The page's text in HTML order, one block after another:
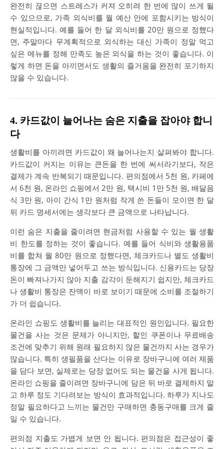
완전히 끊으면 스트레스가 커져 오히려 한 번에 많이 쓰게 될
수 있으므로, 가족 외식비를 월 예산 안에 포함시키는 방식이
현실적입니다. 예를 들어 한 달 외식비를 20만 원으로 정했다
면, 주말마다 무계획적으로 외식하는 대신 가족이 정말 먹고
싶은 메뉴를 정해 만족도 높은 외식을 하는 것이 좋습니다. 이
렇게 하면 돈을 아끼면서도 생활의 즐거움을 완전히 포기하지
않을 수 있습니다.
4. 카드값이 늘어나는 숨은 지출을 잡아야 합니
다
생활비를 아끼려면 카드값이 왜 늘어나는지 살펴봐야 합니다.
카드값이 커지는 이유는 큰돈을 한 번에 써서라기보다, 작은
결제가 계속 반복되기 때문입니다. 편의점에서 5천 원, 카페에
서 6천 원, 온라인 쇼핑에서 2만 원, 택시비 1만 5천 원, 배달음
식 3만 원, 아이 간식 1만 원처럼 작게 쓴 돈들이 모이면 한 달
뒤 카드 명세서에는 생각보다 큰 금액으로 나타납니다.
이런 숨은 지출을 줄이려면 현금처럼 사용할 수 있는 월 생활
비 한도를 정하는 것이 좋습니다. 예를 들어 식비와 생활용품
비를 합쳐 월 80만 원으로 정했다면, 체크카드나 별도 생활비
통장에 그 금액만 넣어두고 쓰는 방식입니다. 신용카드는 당장
돈이 빠져나가지 않아 지출 감각이 둔해지기 쉽지만, 체크카드
나 생활비 통장은 잔액이 바로 보이기 때문에 소비를 조절하기
가 더 쉽습니다.
온라인 쇼핑도 생활비를 늘리는 대표적인 원인입니다. 필요한
물건을 사는 것은 문제가 아니지만, 할인 쿠폰이나 무료배송
조건에 맞추기 위해 원래 필요하지 않은 물건까지 사는 경우가
많습니다. 특히 생필품을 산다는 이유로 장바구니에 여러 제품
을 담다 보면, 실제로는 당장 없어도 되는 물건을 사게 됩니다.
온라인 쇼핑을 줄이려면 장바구니에 담은 뒤 바로 결제하지 말
고 하루 정도 기다려보는 방식이 효과적입니다. 하루가 지나도
정말 필요하다고 느끼는 물건만 구매하면 충동구매를 크게 줄
일 수 있습니다.
편의점 지출도 가볍게 보면 안 됩니다. 편의점은 접근성이 좋